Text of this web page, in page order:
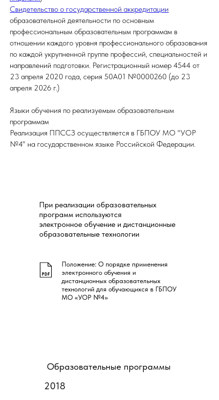
Свидетельство о государственной аккредитации
образовательной деятельности по основным
профессиональным образовательным программам в
отношении каждого уровня профессионального образования
по каждой укрупненной группе профессий, специальностей и
направлений подготовки. Регистрационный номер 4544 от
23 апреля 2020 года, серия 50А01 №0000260 (до 23
апреля 2026 г.)
Языки обучения по реализуемым образовательным
программам
Реализация ППССЗ осуществляется в ГБПОУ МО "УОР
№4" на государственном языке Российской Федерации.
При реализации образовательных
программ используются
электронное обучение и дистанционные
образовательные технологии
Положение: О порядке применения
электронного обучения и
дистанционных образовательных
технологий для обучающихся в ГБПОУ
МО «УОР №4»
Образовательные программы
2018